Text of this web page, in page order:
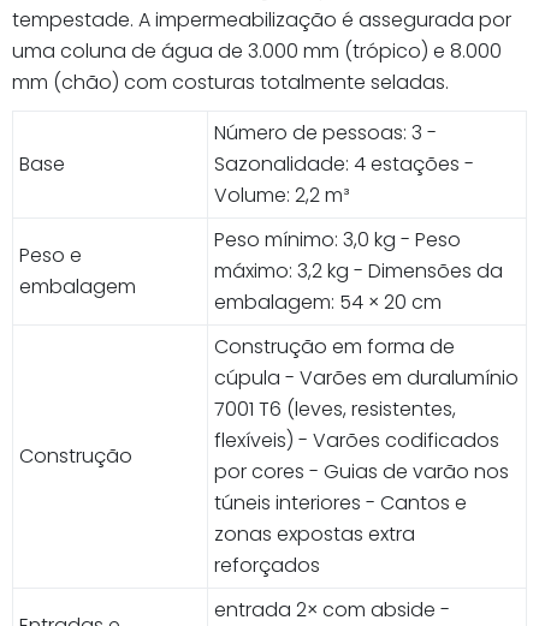
tempestade. A impermeabilização é assegurada por
uma coluna de água de 3.000 mm (trópico) e 8.000
mm (chão) com costuras totalmente seladas.
Base
Número de pessoas: 3 -
Sazonalidade: 4 estações -
Volume: 2,2 m³
Peso e
embalagem
Peso mínimo: 3,0 kg - Peso
máximo: 3,2 kg - Dimensões da
embalagem: 54 × 20 cm
Construção
Construção em forma de
cúpula - Varões em duralumínio
7001 T6 (leves, resistentes,
flexíveis) - Varões codificados
por cores - Guias de varão nos
túneis interiores - Cantos e
zonas expostas extra
reforçados
entrada 2× com abside -